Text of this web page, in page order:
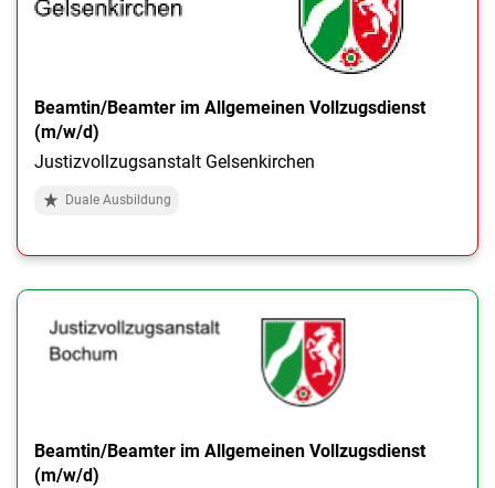
Beamtin/Beamter im Allgemeinen Vollzugsdienst
(m/w/d)
Justizvollzugsanstalt Gelsenkirchen
Duale Ausbildung
Beamtin/Beamter im Allgemeinen Vollzugsdienst
(m/w/d)